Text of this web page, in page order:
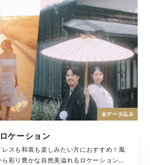
ケーション
レスも和装も楽しみたい方におすすめ！風
彩り豊かな自然美溢れるロケーションま
全データ込み